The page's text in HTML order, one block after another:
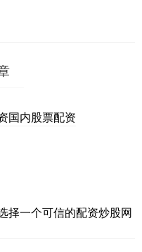
国内股票配资
择一个可信的配资炒股网